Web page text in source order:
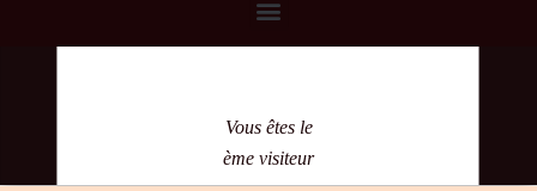
Vous êtes le
ème visiteur